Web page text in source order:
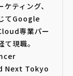
ティング、
てGoogle
専業パー
現職。
Next Tokyo